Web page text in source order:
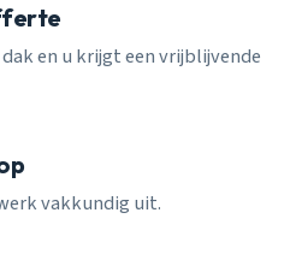
en u krijgt een vrijblijvende
vakkundig uit.